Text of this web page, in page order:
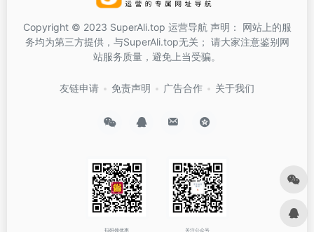
Copyright © 2023 SuperAli.top 运营导航 声明： 网站上的服
务均为第三方提供，与SuperAli.top无关； 请大家注意鉴别网
站服务质量，避免上当受骗。
友链申请 免责声明 广告合作 关于我们
扫码领优惠 关注公众号